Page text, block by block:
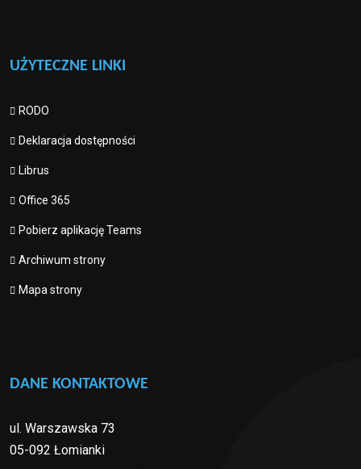
UŻYTECZNE LINKI
RODO
Deklaracja dostępności
Librus
Office 365
Pobierz aplikację Teams
Archiwum strony
Mapa strony
DANE KONTAKTOWE
ul. Warszawska 73
05-092 Łomianki